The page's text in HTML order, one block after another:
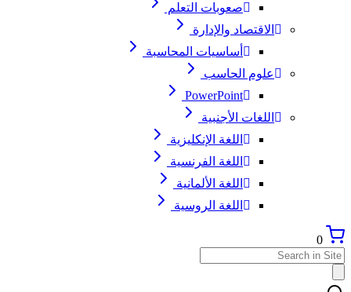
صعوبات التعلم
الاقتصاد والإدارة
أساسيات المحاسبة
علوم الحاسب
PowerPoint
اللغات الأجنبية
اللغة الإنكليزية
اللغة الفرنسية
اللغة الألمانية
اللغة الروسية
0